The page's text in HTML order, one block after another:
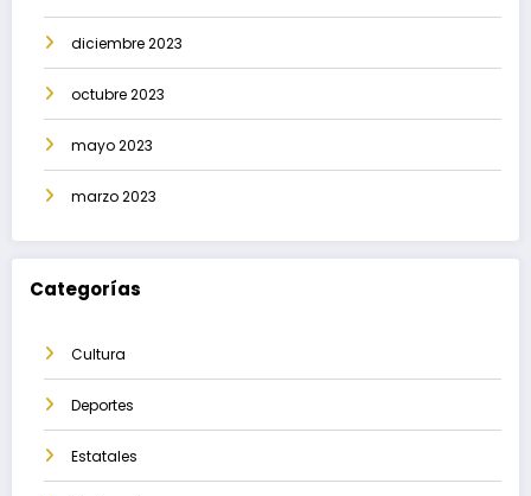
diciembre 2023
octubre 2023
mayo 2023
marzo 2023
Categorías
Cultura
Deportes
Estatales